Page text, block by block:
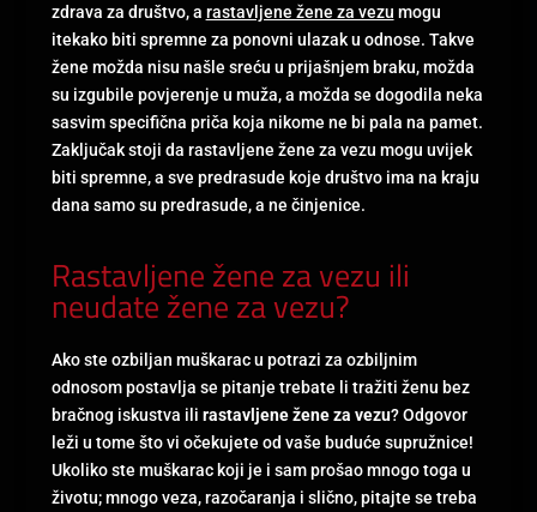
zdrava za društvo, a rastavljene žene za vezu mogu
itekako biti spremne za ponovni ulazak u odnose. Takve
žene možda nisu našle sreću u prijašnjem braku, možda
su izgubile povjerenje u muža, a možda se dogodila neka
sasvim specifična priča koja nikome ne bi pala na pamet.
Zaključak stoji da rastavljene žene za vezu mogu uvijek
biti spremne, a sve predrasude koje društvo ima na kraju
dana samo su predrasude, a ne činjenice.
Rastavljene žene za vezu ili
neudate žene za vezu?
Ako ste ozbiljan muškarac u potrazi za ozbiljnim
odnosom postavlja se pitanje trebate li tražiti ženu bez
bračnog iskustva ili rastavljene žene za vezu? Odgovor
leži u tome što vi očekujete od vaše buduće supružnice!
Ukoliko ste muškarac koji je i sam prošao mnogo toga u
životu; mnogo veza, razočaranja i slično, pitajte se treba